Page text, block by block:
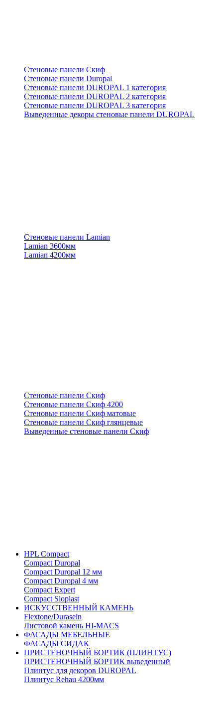
Стеновые панели Скиф
Стеновые панели Duropal
Стеновые панели DUROPAL 1 категория
Стеновые панели DUROPAL 2 категория
Стеновые панели DUROPAL 3 категория
Выведенные декоры стеновые панели DUROPAL
Стеновые панели Lamian
Lamian 3600мм
Lamian 4200мм
Стеновые панели Скиф
Стеновые панели Скиф 4200
Стеновые панели Скиф матовые
Стеновые панели Скиф глянцевые
Выведенные стеновые панели Скиф
HPL Compact
Compact Duropal
Compact Duropal 12 мм
Compact Duropal 4 мм
Compact Expert
Compact Sloplast
ИСКУССТВЕННЫЙ КАМЕНЬ
Flextone/Durasein
Листовой камень HI-MACS
ФАСАДЫ МЕБЕЛЬНЫЕ
ФАСАДЫ СИДАК
ПРИСТЕНОЧНЫЙ БОРТИК (ПЛИНТУС)
ПРИСТЕНОЧНЫЙ БОРТИК выведенный
Плинтус для декоров DUROPAL
Плинтус Rehau 4200мм